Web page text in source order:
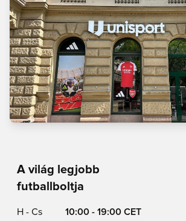
A világ legjobb
futballboltja
H - Cs
10:00 - 19:00 CET